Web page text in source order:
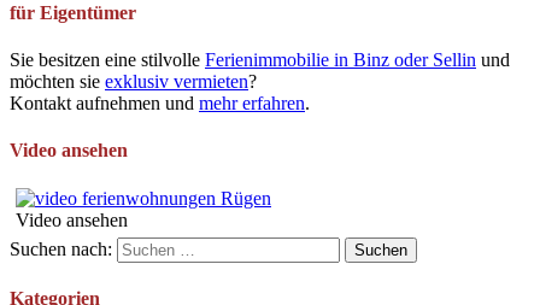
für Eigentümer
Sie besitzen eine stilvolle Ferienimmobilie in Binz oder Sellin und
möchten sie exklusiv vermieten?
Kontakt aufnehmen und mehr erfahren.
Video ansehen
Video ansehen
Suchen nach:
Kategorien